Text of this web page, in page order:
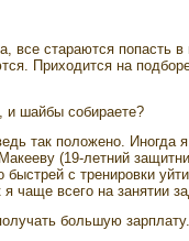
все стараются попасть в
Приходится на
шайбы собираете?
так положено. Иногда
(19-летний
с тренировки
я чаще всего на занятии
большую зарплату.